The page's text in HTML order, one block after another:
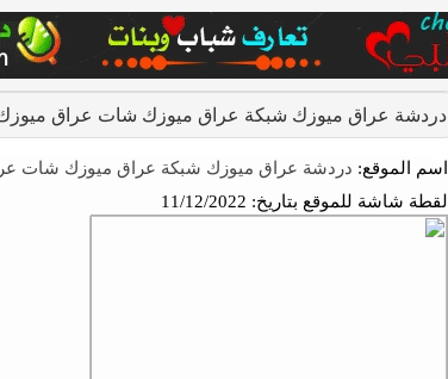
دردشة عراق ميوزك شبكة عراق ميوزك شات عراق
اسم الموقع: دردشة عراق ميوزك شبكة عراق ميوزك شات
لقطة شاشة للموقع بتاريخ: